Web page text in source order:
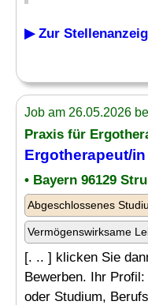
▶ Zur
Job am 26.05.2026
Praxis für
Ergotherapeut/in
• Bayern 96129
Abgeschlossenes
Vermögenswirksame
[. .. ] klicken Sie
Bewerben. Ihr
oder Studium,